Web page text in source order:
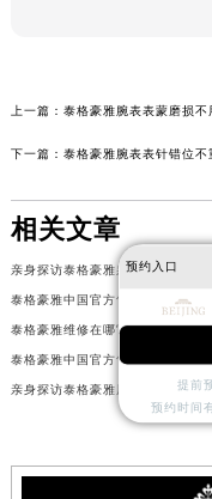
上一篇： 泰格豪雅腕表表蒙磨损
下一篇： 泰格豪雅腕表表针错位
相关文章
预约入口
提前
预约时间